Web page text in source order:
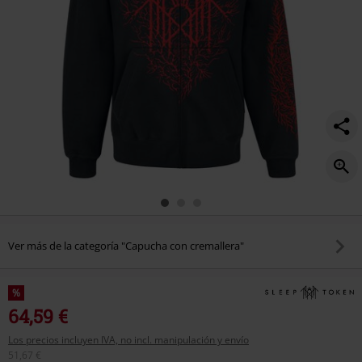
Ver más de la categoría "Capucha con cremallera"
%
64,59 €
Los precios incluyen IVA, no incl. manipulación y envío
51,67 €